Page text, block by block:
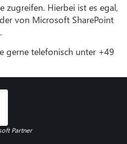
zugreifen. Hierbei ist es egal,
von Microsoft SharePoint
gerne telefonisch unter +49
Partner